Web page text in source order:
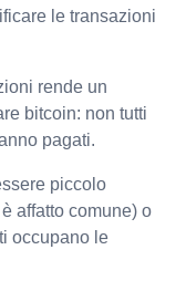
le transazioni
rende un
bitcoin: non tutti
pagati.
piccolo
affatto comune) o
occupano le